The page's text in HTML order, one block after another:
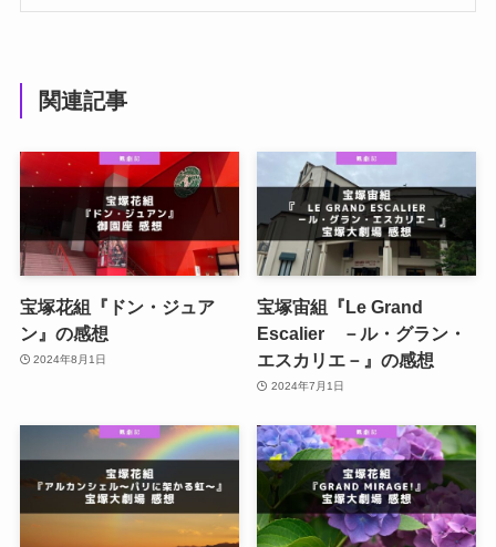
関連記事
宝塚花組『ドン・ジュア
ン』の感想
2024年8月1日
宝塚宙組『Le Grand
Escalier －ル・グラン・
エスカリエ－』の感想
2024年7月1日